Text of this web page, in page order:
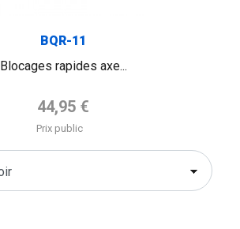
BQR-11
Blocages rapides axe...
Prix de base
44,95 €
Prix public